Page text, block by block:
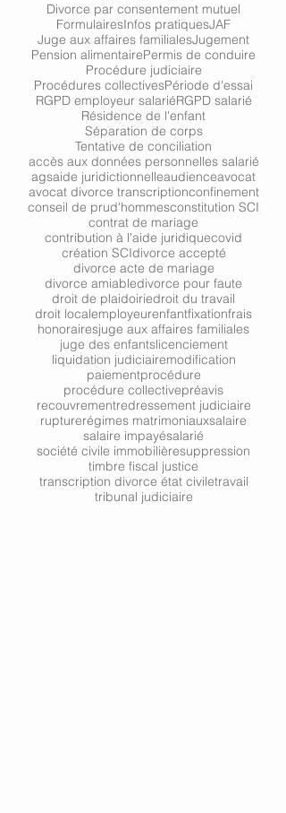
Divorce par consentement mutuel
FormulairesInfos pratiquesJAF
Juge aux affaires familialesJugement
Pension alimentairePermis de conduire
Procédure judiciaire
Procédures collectivesPériode d'essai
RGPD employeur salariéRGPD salarié
Résidence de l'enfant
Séparation de corps
Tentative de conciliation
accès aux données personnelles salarié
agsaide juridictionnelleaudienceavocat
avocat divorce transcriptionconfinement
conseil de prud'hommesconstitution SCI
contrat de mariage
contribution à l'aide juridiquecovid
création SCIdivorce accepté
divorce acte de mariage
divorce amiabledivorce pour faute
droit de plaidoiriedroit du travail
droit localemployeurenfantfixationfrais
honorairesjuge aux affaires familiales
juge des enfantslicenciement
liquidation judiciairemodification
paiementprocédure
procédure collectivepréavis
recouvrementredressement judiciaire
rupturerégimes matrimoniauxsalaire
salaire impayésalarié
société civile immobilièresuppression
timbre fiscal justice
transcription divorce état civiletravail
tribunal judiciaire